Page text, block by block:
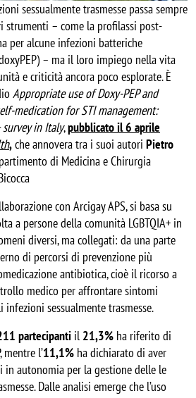
sessualmente trasmesse passa sempre
strumenti – come la profilassi post-
per alcune infezioni batteriche
– ma il loro impiego nella vita
e criticità ancora poco esplorate. È
Appropriate use of Doxy-PEP and
medication for STI management:
survey in Italy, pubblicato il 6 aprile
, che annovera tra i suoi autori Pietro
di Medicina e Chirurgia
con Arcigay APS, si basa su
a persone della comunità LGBTQIA+ in
diversi, ma collegati: da una parte
di percorsi di prevenzione più
antibiotica, cioè il ricorso a
medico per affrontare sintomi
sessualmente trasmesse.
partecipanti il 21,3% ha riferito di
l’11,1% ha dichiarato di aver
autonomia per la gestione delle le
Dalle analisi emerge che l’uso